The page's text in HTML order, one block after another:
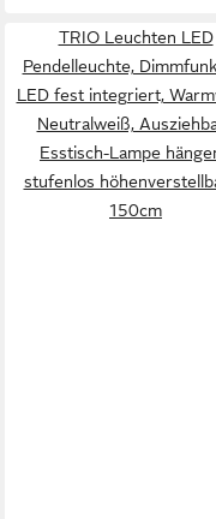
TRIO Leuchten LED
Pendelleuchte,
LED fest integriert,
Neutralweiß,
Esstisch-Lampe
stufenlos
150cm